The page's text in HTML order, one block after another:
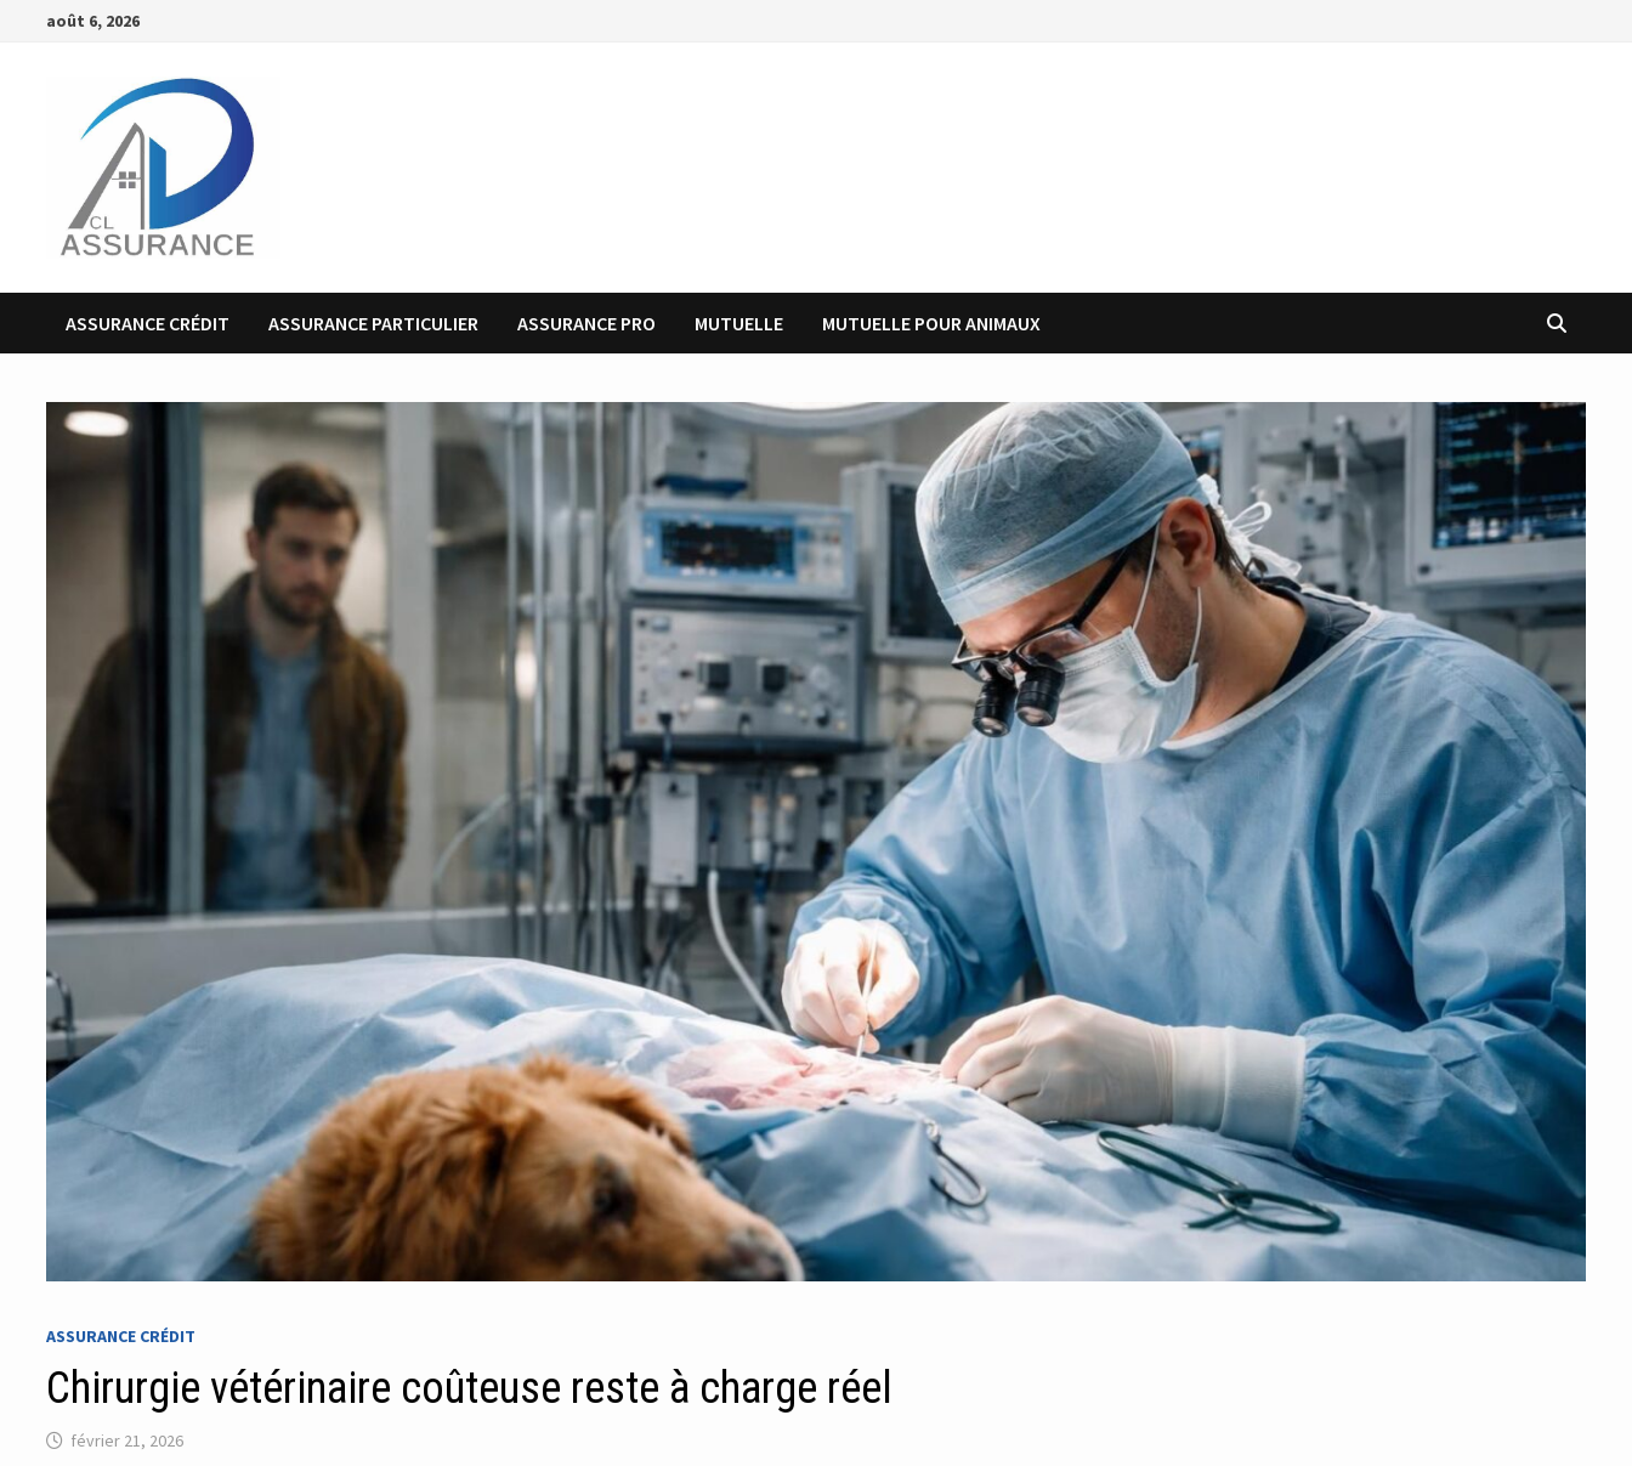
Passeraoût 6, 2026
ASSURANCE CRÉDIT ASSURANCE PARTICULIER ASSURANCE PRO MUTUELLE MUTUELLE POUR ANIMAUX
ASSURANCE CRÉDIT
Chirurgie vétérinaire coûteuse reste à charge réel
février 21, 2026